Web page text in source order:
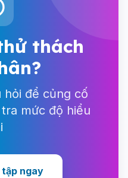
thách
hỏi để củng cố
mức độ hiểu
tập ngay